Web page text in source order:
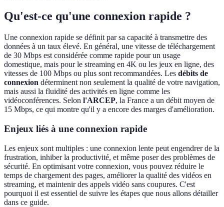
Qu'est-ce qu'une connexion rapide ?
Une connexion rapide se définit par sa capacité à transmettre des
données à un taux élevé. En général, une vitesse de téléchargement
de 30 Mbps est considérée comme rapide pour un usage
domestique, mais pour le streaming en 4K ou les jeux en ligne, des
vitesses de 100 Mbps ou plus sont recommandées. Les débits de
connexion déterminent non seulement la qualité de votre navigation,
mais aussi la fluidité des activités en ligne comme les
vidéoconférences. Selon l'ARCEP, la France a un débit moyen de
15 Mbps, ce qui montre qu'il y a encore des marges d'amélioration.
Enjeux liés à une connexion rapide
Les enjeux sont multiples : une connexion lente peut engendrer de la
frustration, inhiber la productivité, et même poser des problèmes de
sécurité. En optimisant votre connexion, vous pouvez réduire le
temps de chargement des pages, améliorer la qualité des vidéos en
streaming, et maintenir des appels vidéo sans coupures. C'est
pourquoi il est essentiel de suivre les étapes que nous allons détailler
dans ce guide.